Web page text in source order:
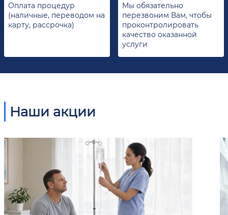
Оплата процедур
(наличные, переводом на
карту, рассрочка)
Мы обязательно
перезвоним Вам, чтобы
проконтролировать
качество оказанной
услуги
Наши акции